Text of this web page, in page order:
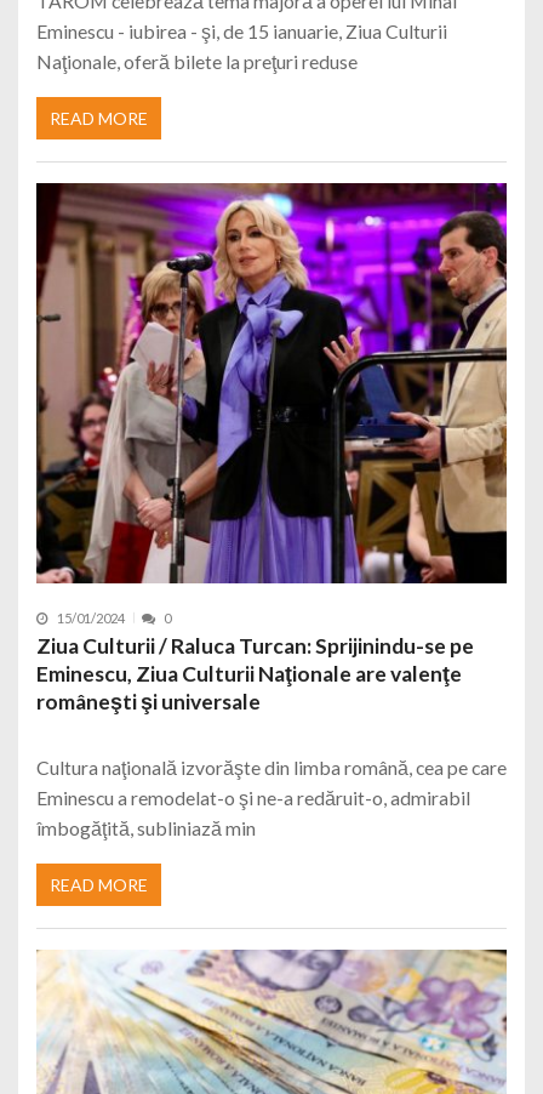
Eminescu - iubirea - şi, de 15 ianuarie, Ziua Culturii
Naţionale, oferă bilete la preţuri reduse
READ MORE
15/01/2024 0
Ziua Culturii / Raluca Turcan: Sprijinindu-se pe
Eminescu, Ziua Culturii Naţionale are valenţe
româneşti şi universale
Cultura naţională izvorăşte din limba română, cea pe care
Eminescu a remodelat-o şi ne-a redăruit-o, admirabil
îmbogăţită, subliniază min
READ MORE